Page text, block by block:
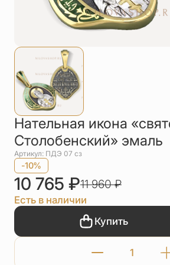
Упаковка
Цепи
Чётки
Другое
Нательная икона
Столобенский» эмаль
Артикул: ПДЭ 07 сз
-10%
10 765 ₽11 960₽
Есть в наличии
Купить